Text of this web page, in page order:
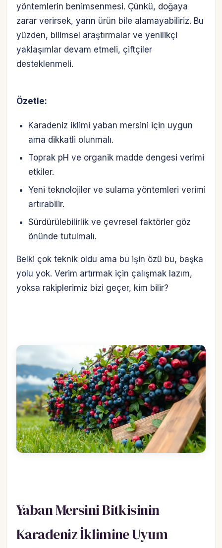
yöntemlerin benimsenmesi. Çünkü, doğaya
zarar verirsek, yarın ürün bile alamayabiliriz. Bu
yüzden, bilimsel araştırmalar ve yenilikçi
yaklaşımlar devam etmeli, çiftçiler
desteklenmeli.
Özetle:
Karadeniz iklimi yaban mersini için uygun
ama dikkatli olunmalı.
Toprak pH ve organik madde dengesi verimi
etkiler.
Yeni teknolojiler ve sulama yöntemleri verimi
artırabilir.
Sürdürülebilirlik ve çevresel faktörler göz
önünde tutulmalı.
Belki çok teknik oldu ama bu işin özü bu, başka
yolu yok. Verim artırmak için çalışmak lazım,
yoksa rakiplerimiz bizi geçer, kim bilir?
Yaban Mersini Bitkisinin
Karadeniz İklimine Uyum